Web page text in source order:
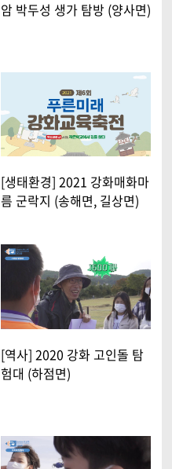
암 박두성 생가 탐방 (양사면)
[생태환경] 2021 강화매화마
름 군락지 (송해면, 길상면)
[역사] 2020 강화 고인돌 탐
험대 (하점면)